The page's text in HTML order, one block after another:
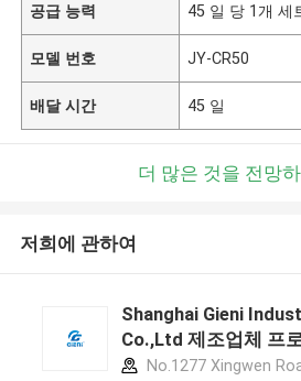
공급 능력 45 일 당 1개 세
모델 번호 JY-CR50
배달 시간 45 일
더 많은 것을 전망
저희에 관하여
Shanghai Gieni
Co.,Ltd 제조업체 프
No.1277 Xingwen